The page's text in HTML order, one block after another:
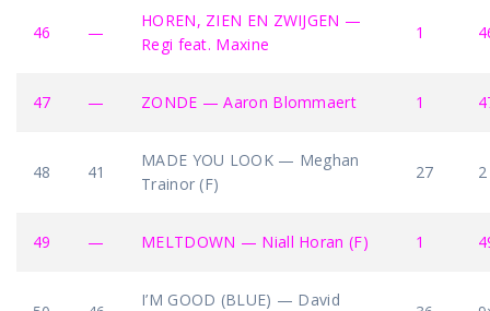
46 —
HOREN, ZIEN EN ZWIJGEN —
Regi feat. Maxine
1
47 — ZONDE — Aaron Blommaert 1
48 41
MADE YOU LOOK — Meghan
Trainor (F)
27 2
49 — MELTDOWN — Niall Horan (F) 1
I’M GOOD (BLUE) — David